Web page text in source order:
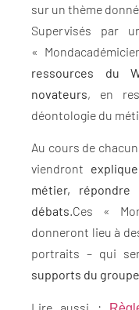
sur un thème donné.
Supervisés par
«
ressources du
novateurs, en
déontologie du
Au cours de
viendront
métier,
débats.Ces «
donneront lieu à
portraits – qui
supports du groupe.
Lire aussi :